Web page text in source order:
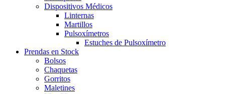
Dispositivos Médicos
Linternas
Martillos
Pulsoxímetros
Estuches de Pulsoxímetro
Prendas en Stock
Bolsos
Chaquetas
Gorritos
Maletines